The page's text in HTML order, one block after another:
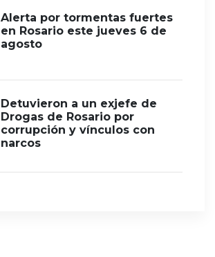
Alerta por tormentas fuertes
en Rosario este jueves 6 de
agosto
Detuvieron a un exjefe de
Drogas de Rosario por
corrupción y vínculos con
narcos